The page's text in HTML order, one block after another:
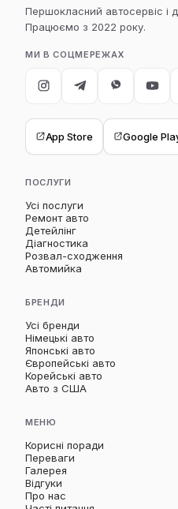
Першокласний автосервіс і
Працюємо з 2022 року.
МИ В СОЦМЕРЕЖАХ
App Store Google
ПОСЛУГИ
Усі послуги
Ремонт авто
Детейлінг
Діагностика
Розвал-сходження
Автомийка
БРЕНДИ
Усі бренди
Німецькі авто
Японські авто
Європейські авто
Корейські авто
Авто з США
МЕНЮ
Корисні поради
Переваги
Галерея
Відгуки
Про нас